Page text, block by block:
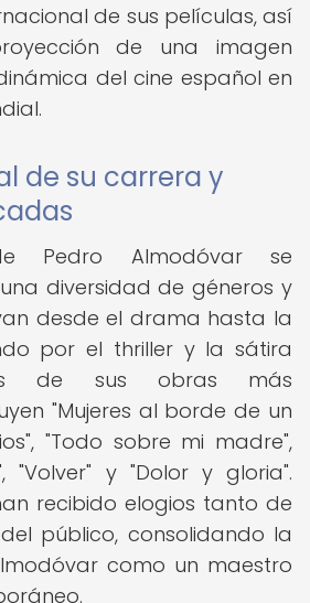
de sus películas, así
de una imagen
del cine español en
de su carrera y
Pedro Almodóvar se
diversidad de géneros y
desde el drama hasta la
por el thriller y la sátira
de sus obras más
"Mujeres al borde de un
"Todo sobre mi madre",
"Volver" y "Dolor y gloria".
recibido elogios tanto de
público, consolidando la
como un maestro